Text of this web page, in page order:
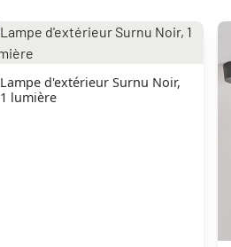
Lampe d'extérieur Surnu Noir,
1 lumière